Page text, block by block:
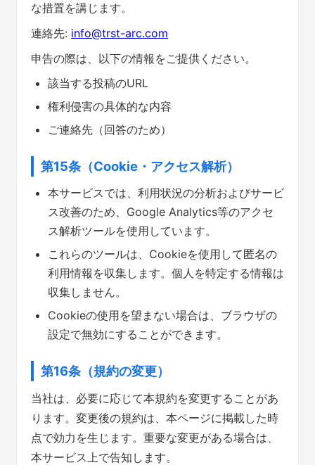
な措置を講じます。
連絡先: info@trst-arc.com
申告の際は、以下の情報をご提供ください。
該当する投稿のURL
権利侵害の具体的な内容
ご連絡先（回答のため）
第15条（Cookie・アクセス解析）
本サービスでは、利用状況の分析およびサービ
ス改善のため、Google Analytics等のアクセ
ス解析ツールを使用しています。
これらのツールは、Cookieを使用して匿名の
利用情報を収集します。個人を特定する情報は
収集しません。
Cookieの使用を望まない場合は、ブラウザの
設定で無効にすることができます。
第16条（規約の変更）
当社は、必要に応じて本規約を変更することがあ
ります。変更後の規約は、本ページに掲載した時
点で効力を生じます。重要な変更がある場合は、
本サービス上で告知します。